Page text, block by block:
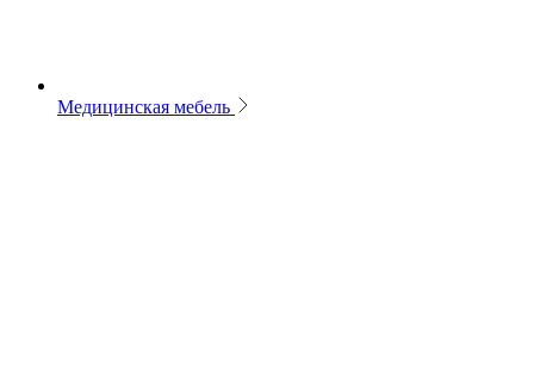
Медицинская мебель